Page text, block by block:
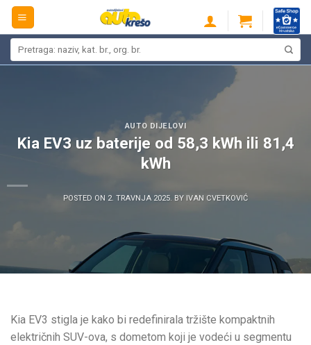
Skip
content
AUTO DIJELOVI
Kia EV3 uz baterije od 58,3 kWh ili 81,4
kWh
POSTED ON 2. TRAVNJA 2025. BY IVAN CVETKOVIĆ
Kia EV3 stigla je kako bi redefinirala tržište kompaktnih
električnih SUV-ova, s dometom koji je vodeći u segmentu